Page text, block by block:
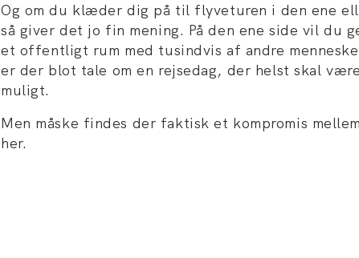
Og om du klæder dig på til flyveturen i den ene
så giver det jo fin mening. På den ene side vil du
et offentligt rum med tusindvis af andre
er der blot tale om en rejsedag, der helst skal
muligt.
Men måske findes der faktisk et kompromis
her.